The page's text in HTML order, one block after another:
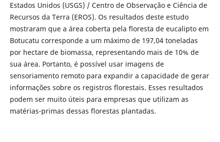
Estados Unidos (USGS) / Centro de Observação e Ciência de
Recursos da Terra (EROS). Os resultados deste estudo
mostraram que a área coberta pela floresta de eucalipto em
Botucatu corresponde a um máximo de 197,04 toneladas
por hectare de biomassa, representando mais de 10% de
sua área. Portanto, é possível usar imagens de
sensoriamento remoto para expandir a capacidade de gerar
informações sobre os registros florestais. Esses resultados
podem ser muito úteis para empresas que utilizam as
matérias-primas dessas florestas plantadas.